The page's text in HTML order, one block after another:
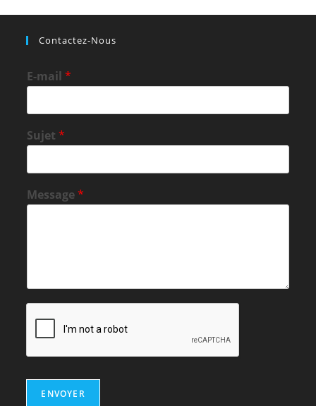
Contactez-Nous
E-mail*
Sujet*
Message*
ENVOYER